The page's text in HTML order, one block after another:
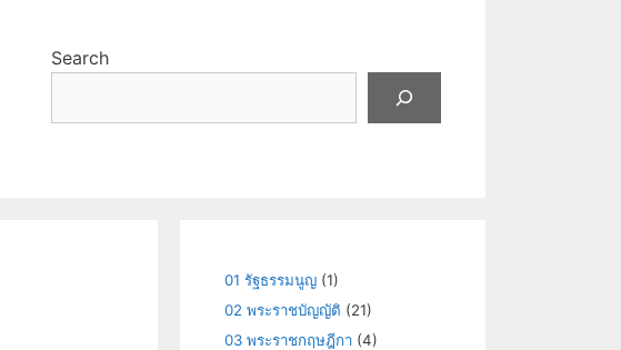
Search
01 รัฐธรรมนูญ (1)
02 พระราชบัญญัติ (21)
03 พระราชกฤษฎีกา (4)